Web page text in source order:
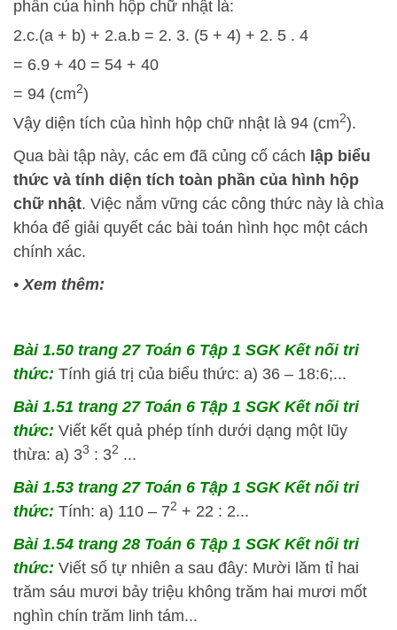
phần của hình hộp chữ nhật là:
2.c.(a + b) + 2.a.b = 2. 3. (5 + 4) + 2. 5 . 4
= 6.9 + 40 = 54 + 40
= 94 (cm2)
Vậy diện tích của hình hộp chữ nhật là 94 (cm2).
Qua bài tập này, các em đã củng cố cách lập biểu
thức và tính diện tích toàn phần của hình hộp
chữ nhật. Việc nắm vững các công thức này là chìa
khóa để giải quyết các bài toán hình học một cách
chính xác.
•Xem thêm:
Bài 1.50 trang 27 Toán 6 Tập 1 SGK Kết nối tri
thức: Tính giá trị của biểu thức: a) 36 – 18:6;...
Bài 1.51 trang 27 Toán 6 Tập 1 SGK Kết nối tri
thức: Viết kết quả phép tính dưới dạng một lũy
thừa: a) 33 : 32 ...
Bài 1.53 trang 27 Toán 6 Tập 1 SGK Kết nối tri
thức: Tính: a) 110 – 72 + 22 : 2...
Bài 1.54 trang 28 Toán 6 Tập 1 SGK Kết nối tri
thức: Viết số tự nhiên a sau đây: Mười lăm tỉ hai
trăm sáu mươi bảy triệu không trăm hai mươi mốt
nghìn chín trăm linh tám...